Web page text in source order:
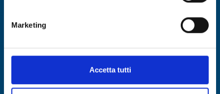
Marketing
Accetta tutti